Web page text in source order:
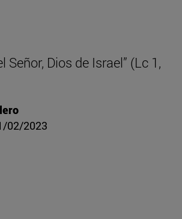
Señor, Dios de Israel” (Lc 1,
02/2023